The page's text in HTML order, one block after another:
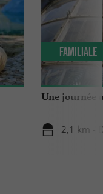
Une journée
2,1 km -
Familiale